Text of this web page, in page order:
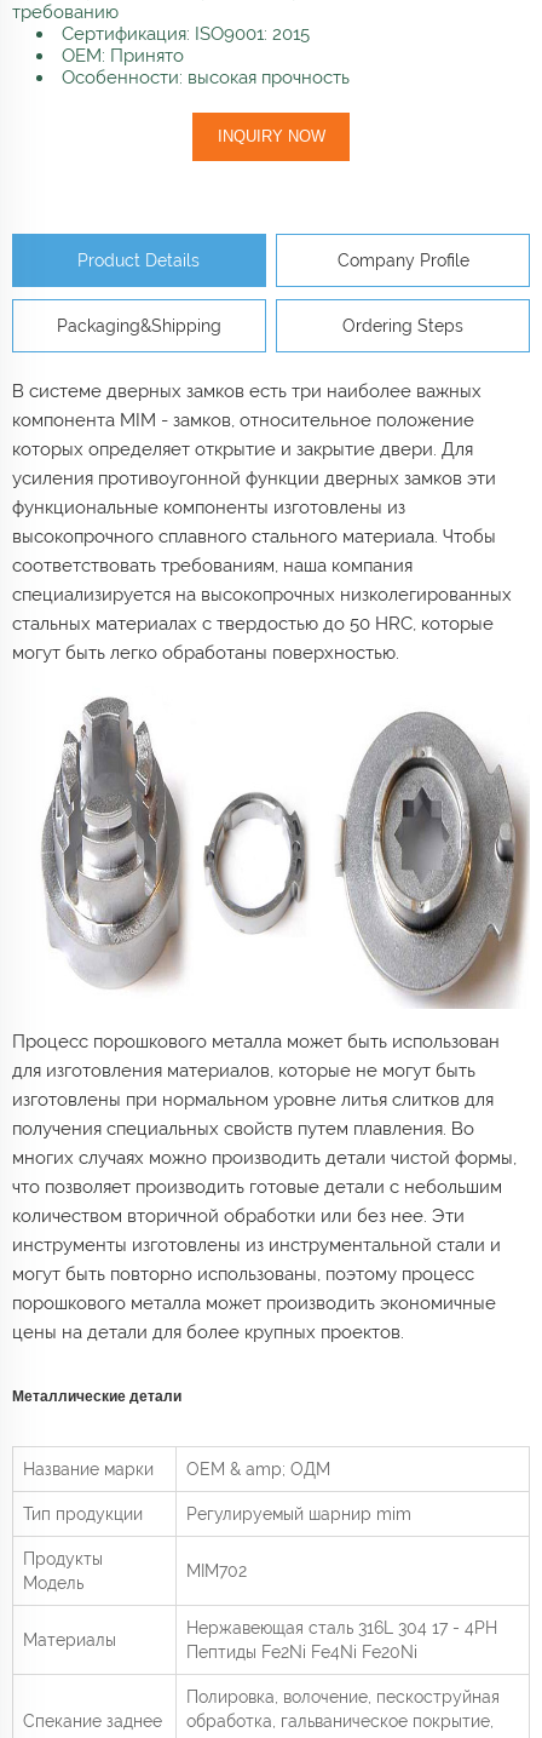
требованию
Сертификация: ISO9001: 2015
OEM: Принято
Особенности: высокая прочность
INQUIRY NOW
Product Details Company Profile
Packaging&Shipping Ordering Steps
В системе дверных замков есть три наиболее важных
компонента MIM - замков, относительное положение
которых определяет открытие и закрытие двери. Для
усиления противоугонной функции дверных замков эти
функциональные компоненты изготовлены из
высокопрочного сплавного стального материала. Чтобы
соответствовать требованиям, наша компания
специализируется на высокопрочных низколегированных
стальных материалах с твердостью до 50 HRC, которые
могут быть легко обработаны поверхностью.
Процесс порошкового металла может быть использован
для изготовления материалов, которые не могут быть
изготовлены при нормальном уровне литья слитков для
получения специальных свойств путем плавления. Во
многих случаях можно производить детали чистой формы,
что позволяет производить готовые детали с небольшим
количеством вторичной обработки или без нее. Эти
инструменты изготовлены из инструментальной стали и
могут быть повторно использованы, поэтому процесс
порошкового металла может производить экономичные
цены на детали для более крупных проектов.
Металлические детали
Название марки OEM & amp; ОДМ
Тип продукции Регулируемый шарнир mim
Продукты
Модель
MIM702
Материалы
Нержавеющая сталь 316L 304 17 - 4PH
Пептиды Fe2Ni Fe4Ni Fe20Ni
Спекание заднее
Полировка, волочение, пескоструйная
обработка, гальваническое покрытие,